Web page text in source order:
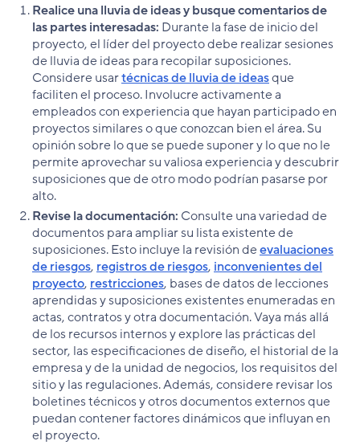
Realice una lluvia de ideas y busque comentarios de
las partes interesadas: Durante la fase de inicio del
proyecto, el líder del proyecto debe realizar sesiones
de lluvia de ideas para recopilar suposiciones.
Considere usartécnicas de lluvia de ideasque
faciliten el proceso. Involucre activamente a
empleados con experiencia que hayan participado en
proyectos similares o que conozcan bien el área. Su
opinión sobre lo que se puede suponer y lo que no le
permite aprovechar su valiosa experiencia y descubrir
suposiciones que de otro modo podrían pasarse por
alto.
Revise la documentación: Consulte una variedad de
documentos para ampliar su lista existente de
suposiciones. Esto incluye la revisión deevaluaciones
de riesgos, registros de riesgos, inconvenientes del
proyecto, restricciones, bases de datos de lecciones
aprendidas y suposiciones existentes enumeradas en
actas, contratos y otra documentación. Vaya más allá
de los recursos internos y explore las prácticas del
sector, las especificaciones de diseño, el historial de la
empresa y de la unidad de negocios, los requisitos del
sitio y las regulaciones. Además, considere revisar los
boletines técnicos y otros documentos externos que
puedan contener factores dinámicos que influyan en
el proyecto.